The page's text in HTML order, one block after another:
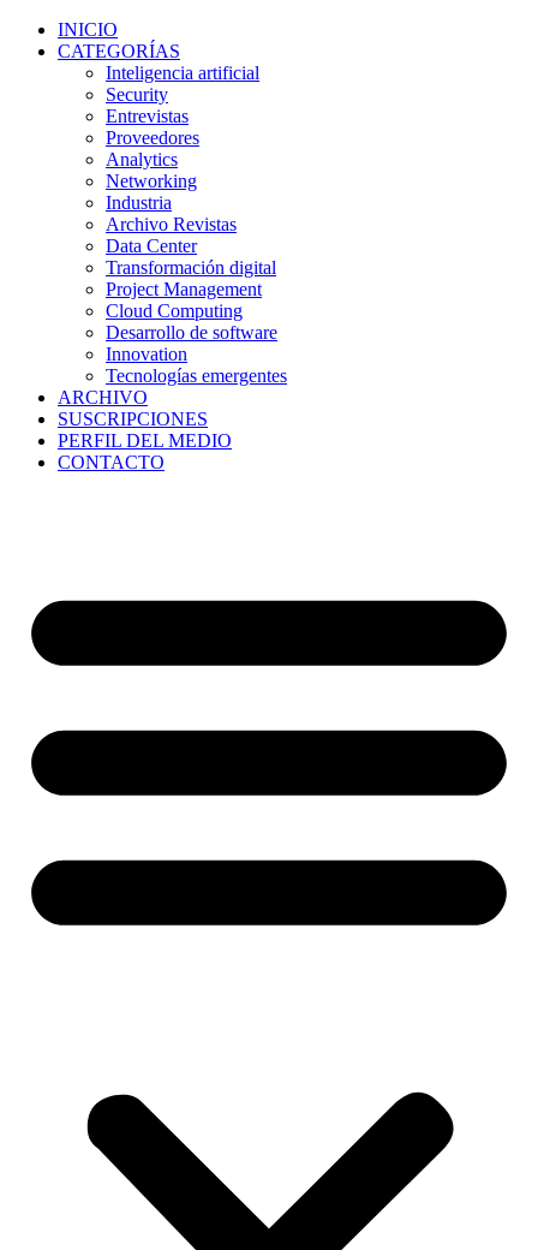
INICIO
CATEGORÍAS
Inteligencia artificial
Security
Entrevistas
Proveedores
Analytics
Networking
Industria
Archivo Revistas
Data Center
Transformación digital
Project Management
Cloud Computing
Desarrollo de software
Innovation
Tecnologías emergentes
ARCHIVO
SUSCRIPCIONES
PERFIL DEL MEDIO
CONTACTO